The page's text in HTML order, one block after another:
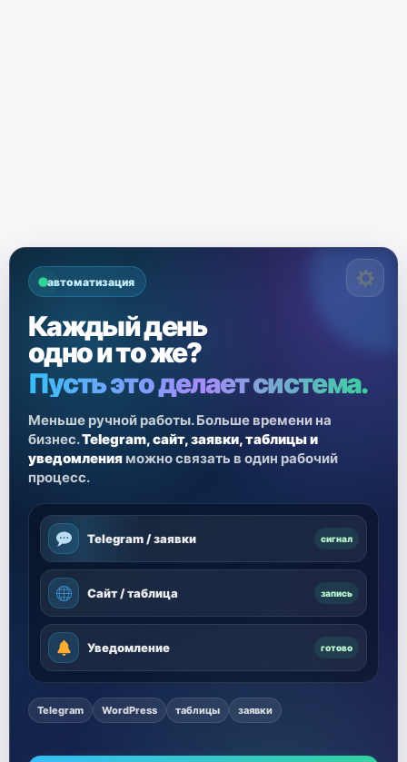
автоматизация
Каждый день
одно и то же?
Пусть это делает система.
Меньше ручной работы. Больше времени на
бизнес.Telegram, сайт, заявки, таблицы и
уведомления можно связать в один рабочий
процесс.
Telegram / заявки сигнал
Сайт / таблица запись
Уведомление готово
Telegram WordPress таблицы заявки